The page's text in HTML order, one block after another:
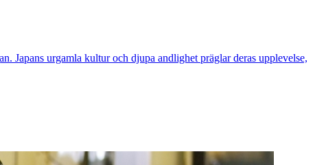
Japans urgamla kultur och djupa andlighet präglar deras upplevelse,